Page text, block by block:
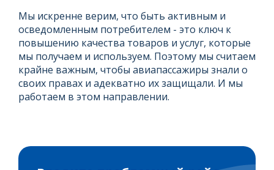
Мы искренне верим, что быть активным и
осведомленным потребителем - это ключ к
повышению качества товаров и услуг, которые
мы получаем и используем. Поэтому мы считаем
крайне важным, чтобы авиапассажиры знали о
своих правах и адекватно их защищали. И мы
работаем в этом направлении.